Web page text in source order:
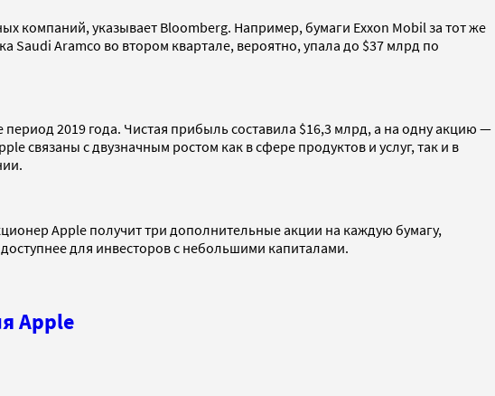
компаний, указывает Bloomberg. Например, бумаги Exxon Mobil за тот же
Saudi Aramco во втором квартале, вероятно, упала до $37 млрд по
2019 года. Чистая прибыль составила $16,3 млрд, а на одну акцию —
связаны с двузначным ростом как в сфере продуктов и услуг, так и в
Apple получит три дополнительные акции на каждую бумагу,
для инвесторов с небольшими капиталами.
Apple